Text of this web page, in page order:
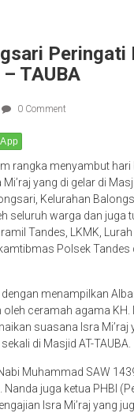
Peringati
TAUBA
0 Comment
rangka menyambut hari
yang di gelar di
Kelurahan
seluruh warga dan juga
Tandes, LKMK,
Polsek Tandes
dengan menampilkan
ceramah agama KH.
suasana Isra Mi’raj
di Masjid AT-TAUBA.
Muhammad SAW
Nanda juga ketua PHBI
Isra Mi’raj yang